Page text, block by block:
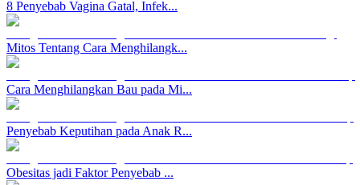
8 Penyebab Vagina Gatal, Infek...
Mitos Tentang Cara Menghilangk...
Cara Menghilangkan Bau pada Mi...
Penyebab Keputihan pada Anak R...
Obesitas jadi Faktor Penyebab ...